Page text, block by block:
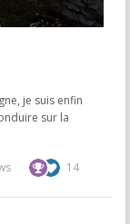
je suis enfin
sur la
14